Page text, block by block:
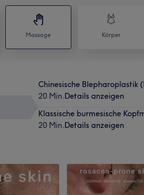
Massage Körper
Chinesische Blepharoplastik
20 Min.Details anzeigen
Klassische burmesische
20 Min.Details anzeigen